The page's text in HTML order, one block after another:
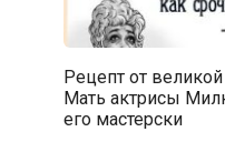
Рецепт от
Мать актрисы
его мастерски